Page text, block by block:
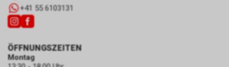
+41 55 6103131
ÖFFNUNGSZEITEN
Montag